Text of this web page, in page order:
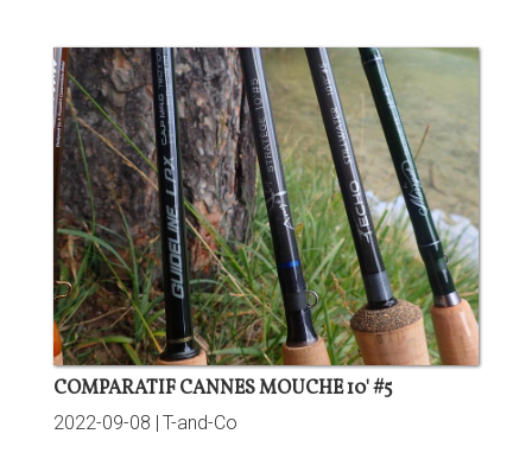
COMPARATIF CANNES MOUCHE 10' #5
2022-09-08 | T-and-Co